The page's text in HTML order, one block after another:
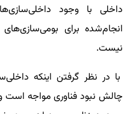
داخلی با وجود
انجام‌شده برای
نیست.
با در نظر گرفتن اینکه
چالش نبود فناوری مواجه است و